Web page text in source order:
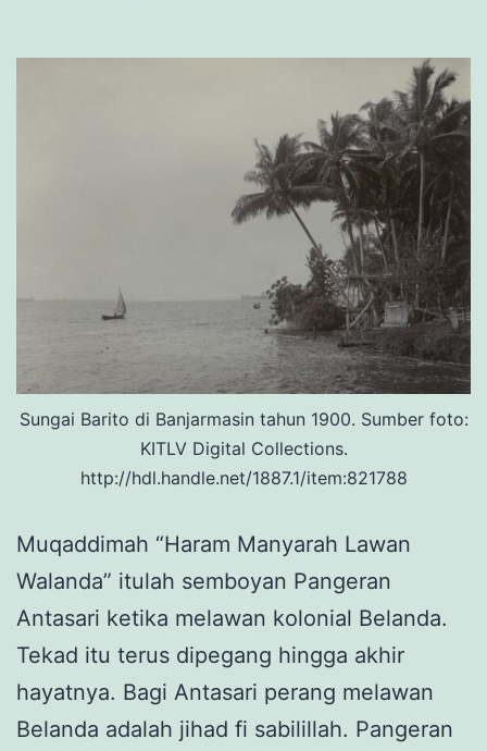
Sungai Barito di Banjarmasin tahun 1900. Sumber foto:
KITLV Digital Collections.
http://hdl.handle.net/1887.1/item:821788
Muqaddimah “Haram Manyarah Lawan
Walanda” itulah semboyan Pangeran
Antasari ketika melawan kolonial Belanda.
Tekad itu terus dipegang hingga akhir
hayatnya. Bagi Antasari perang melawan
Belanda adalah jihad fi sabilillah. Pangeran